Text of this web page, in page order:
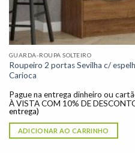
GUARDA-ROUPA SOLTEIRO
Roupeiro 2 portas Sevilha c/
Carioca
Pague na entrega dinheiro ou
À VISTA COM 10% DE
entrega)
ADICIONAR AO CARRINHO